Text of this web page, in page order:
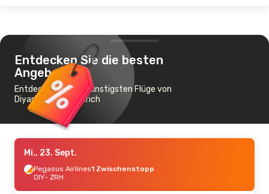
Entdecken Sie die besten
Angebote
Entdecken Sie die günstigsten Flüge von
Diyarbakir nach Zürich
Mi., 23. Sept.
Pegasus Airlines1 Zwischenstopp
DIY- ZRH